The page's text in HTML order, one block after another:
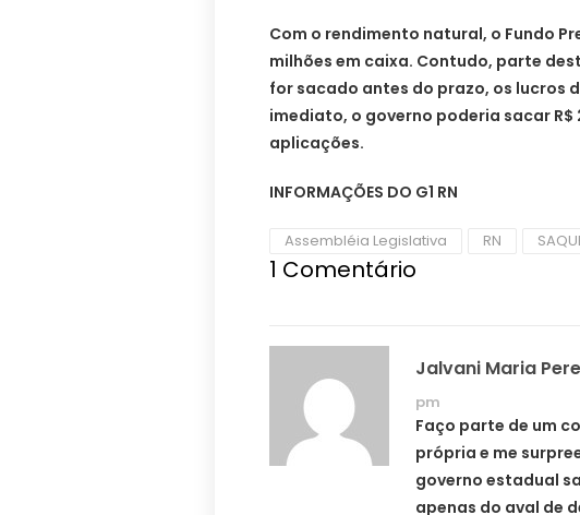
Com o rendimento natural, o Fundo
milhões em caixa. Contudo, parte
for sacado antes do prazo, os lucros
imediato, o governo poderia sacar
aplicações.
INFORMAÇÕES DO G1 RN
Assembléia Legislativa RN
1 Comentário
Jalvani Maria
pm
Faço parte de um
própria e me
governo estadual
apenas do aval de